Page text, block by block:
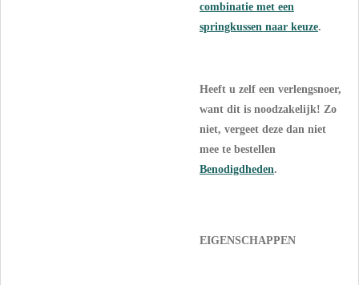
combinatie met een
springkussen naar keuze.
Heeft u zelf een verlengsnoer,
want dit is noodzakelijk! Zo
niet, vergeet deze dan niet
mee te bestellen
Benodigdheden.
EIGENSCHAPPEN